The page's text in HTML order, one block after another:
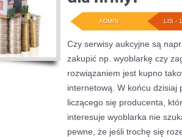
LIS -
ADMIN
Czy serwisy aukcyjne są
zakupić np. wyoblarkę czy
rozwiązaniem jest kupno
internetową. W końcu dzisiaj
liczącego się producenta,
interesuje wyoblarka nie
pewne, że jeśli trochę się